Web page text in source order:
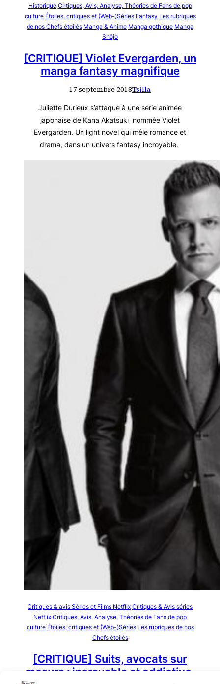
Historique Critiques, Avis, Analyse, Théories de Fans de pop
culture Étoiles, critiques et (Web-)Séries Fantasy Les rubriques
de nos Chefs étoilés Manga & Anime Manga gothique Manga
Shôjo
[CRITIQUE] Violet Evergarden, un
manga fantasy magnifique
17 septembre 2018Tsilla
Juliette Durieux s’attaque à une série animée
japonaise de Kana Akatsuki nommée Violet
Evergarden. Un light novel qui mêle romance et
drama, dans un univers fantasy incroyable.
Critiques & avis Séries et Films Netflix Critiques & Avis séries
Netflix Critiques, Avis, Analyse, Théories de Fans de pop
culture Étoiles, critiques et (Web-)Séries Les rubriques de nos
Chefs étoilés
[CRITIQUE] Suits, avocats sur
mesure : incroyable et addictive,